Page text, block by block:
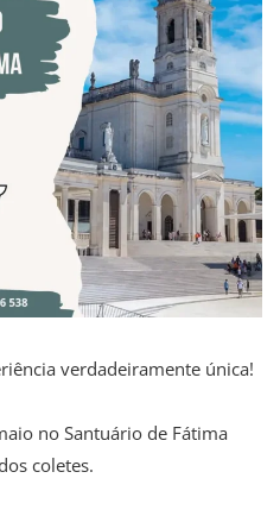
verdadeiramente única!
no Santuário de Fátima
coletes.